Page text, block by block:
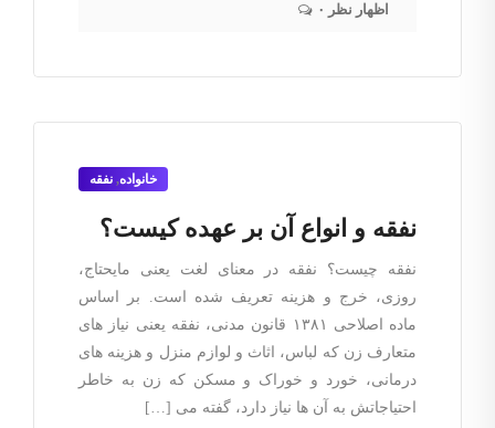
۰ اظهار نظر
خانواده, نفقه
نفقه و انواع آن بر عهده کیست؟
نفقه چیست؟ نفقه در معنای لغت یعنی مایحتاج،
روزی، خرج و هزینه تعریف شده است. بر اساس
ماده اصلاحی ۱۳۸۱ قانون مدنی، نفقه یعنی نیاز های
متعارف زن که لباس، اثاث و لوازم منزل و هزینه های
درمانی، خورد و خوراک و مسکن که زن به خاطر
احتیاجاتش به آن ها نیاز دارد، گفته می […]